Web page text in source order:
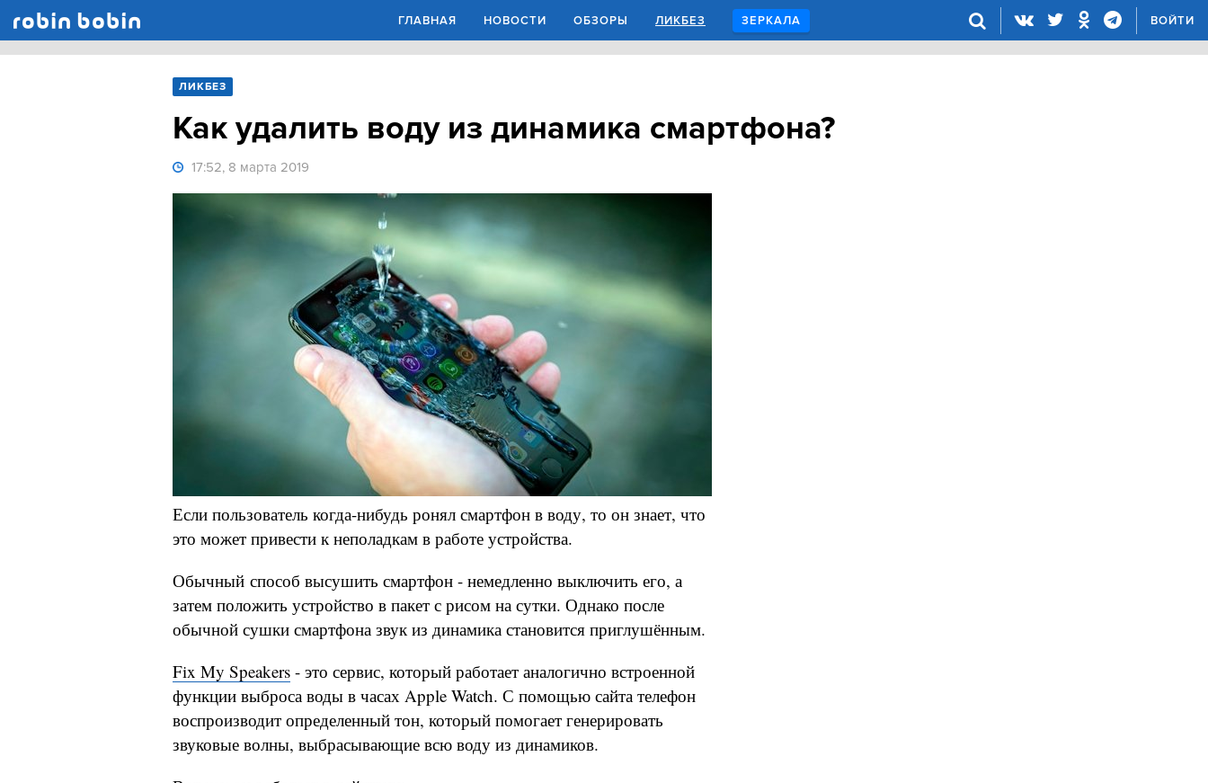
ГЛАВНАЯ НОВОСТИ ОБЗОРЫ ЛИКБЕЗ ЗЕРКАЛА ВОЙТИ
ЛИКБЕЗ
Как удалить воду из динамика смартфона?
17:52, 8 марта 2019
Если пользователь когда-нибудь ронял смартфон в воду, то он знает, что
это может привести к неполадкам в работе устройства.
Обычный способ высушить смартфон - немедленно выключить его, а
затем положить устройство в пакет с рисом на сутки. Однако после
обычной сушки смартфона звук из динамика становится приглушённым.
Fix My Speakers - это сервис, который работает аналогично встроенной
функции выброса воды в часах Apple Watch. С помощью сайта телефон
воспроизводит определенный тон, который помогает генерировать
звуковые волны, выбрасывающие всю воду из динамиков.